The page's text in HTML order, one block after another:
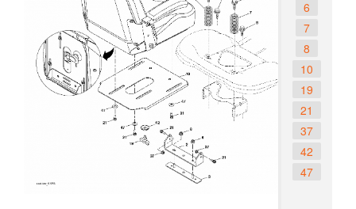
6
7
8
10
19
21
37
42
47